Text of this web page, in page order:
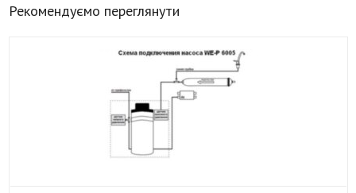
Рекомендуємо переглянути